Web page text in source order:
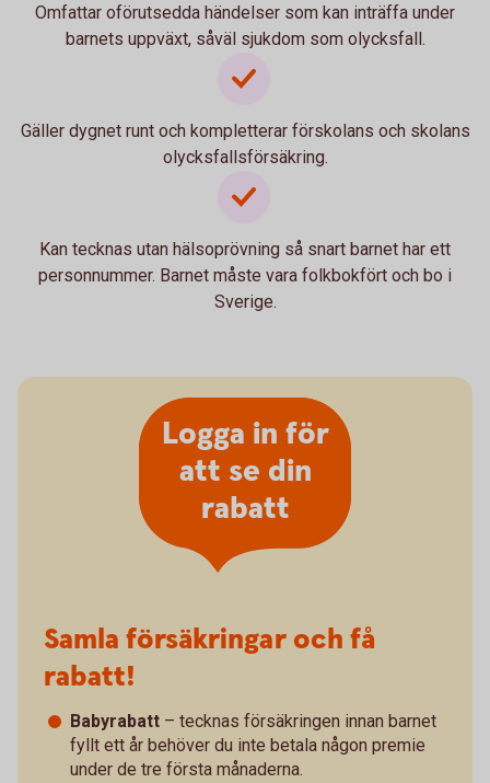
Omfattar oförutsedda händelser som kan inträffa under
barnets uppväxt, såväl sjukdom som olycksfall.
Gäller dygnet runt och kompletterar förskolans och skolans
olycksfallsförsäkring.
Kan tecknas utan hälsoprövning så snart barnet har ett
personnummer. Barnet måste vara folkbokfört och bo i
Sverige.
Samla försäkringar och få
rabatt!
Babyrabatt – tecknas försäkringen innan barnet
fyllt ett år behöver du inte betala någon premie
under de tre första månaderna.
Logga in för
att se din
rabatt